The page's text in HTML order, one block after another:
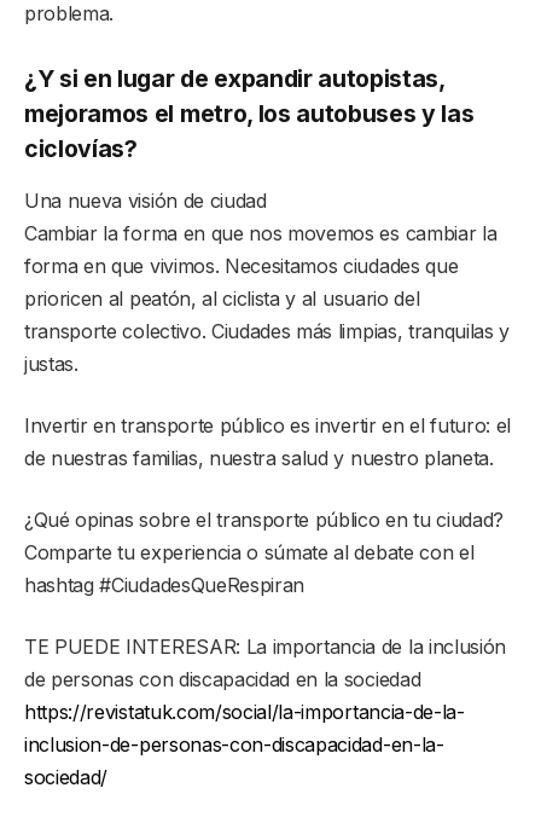
problema.
¿Y si en lugar de expandir autopistas,
mejoramos el metro, los autobuses y las
ciclovías?
Una nueva visión de ciudad
Cambiar la forma en que nos movemos es cambiar la
forma en que vivimos. Necesitamos ciudades que
prioricen al peatón, al ciclista y al usuario del
transporte colectivo. Ciudades más limpias, tranquilas y
justas.
Invertir en transporte público es invertir en el futuro: el
de nuestras familias, nuestra salud y nuestro planeta.
¿Qué opinas sobre el transporte público en tu ciudad?
Comparte tu experiencia o súmate al debate con el
hashtag #CiudadesQueRespiran
TE PUEDE INTERESAR: La importancia de la inclusión
de personas con discapacidad en la sociedad
https://revistatuk.com/social/la-importancia-de-la-
inclusion-de-personas-con-discapacidad-en-la-
sociedad/